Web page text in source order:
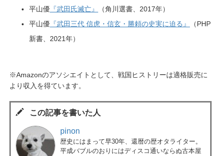
平山優 『武田氏滅亡』
（角川選書、2017年）
平山優 『武田三代 信虎・信玄・勝頼の史実に迫る』
（PHP
新書、2021年）
※Amazonのアソシエイトとして、戦国ヒストリーは適格販売に
より収入を得ています。
この記事を書いた人
pinon
歴史にはまって早30年、還暦の歴オタライター。
平成バブルのおりにはディスコ通いならぬ古本屋